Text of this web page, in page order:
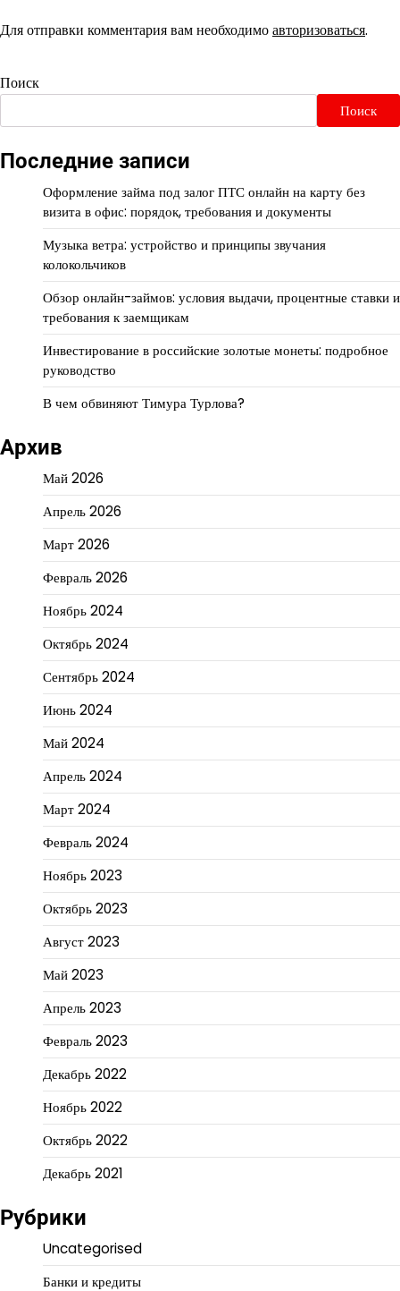
Для отправки комментария вам необходимоавторизоваться.
Поиск
Поиск
Последние записи
Оформление займа под залог ПТС онлайн на карту без
визита в офис: порядок, требования и документы
Музыка ветра: устройство и принципы звучания
колокольчиков
Обзор онлайн-займов: условия выдачи, процентные ставки и
требования к заемщикам
Инвестирование в российские золотые монеты: подробное
руководство
В чем обвиняют Тимура Турлова?
Архив
Май 2026
Апрель 2026
Март 2026
Февраль 2026
Ноябрь 2024
Октябрь 2024
Сентябрь 2024
Июнь 2024
Май 2024
Апрель 2024
Март 2024
Февраль 2024
Ноябрь 2023
Октябрь 2023
Август 2023
Май 2023
Апрель 2023
Февраль 2023
Декабрь 2022
Ноябрь 2022
Октябрь 2022
Декабрь 2021
Рубрики
Uncategorised
Банки и кредиты